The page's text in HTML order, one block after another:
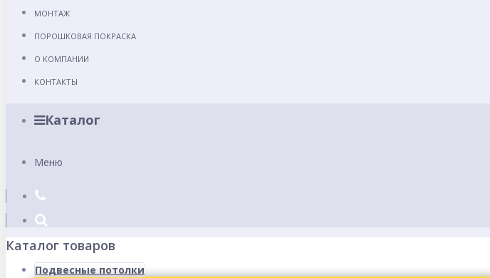
МОНТАЖ
ПОРОШКОВАЯ ПОКРАСКА
О КОМПАНИИ
КОНТАКТЫ
Каталог
Меню
Каталог товаров
Подвесные потолки